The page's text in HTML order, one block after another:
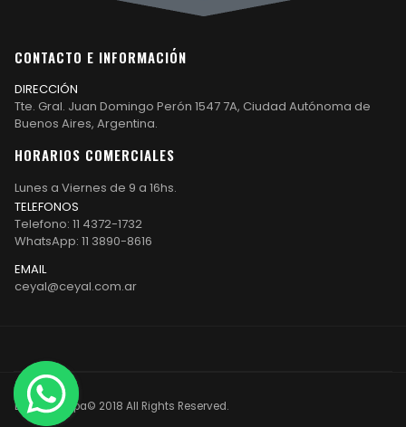
CONTACTO E INFORMACIÓN
DIRECCIÓN
Tte. Gral. Juan Domingo Perón 1547 7A, Ciudad Autónoma de
Buenos Aires, Argentina.
HORARIOS COMERCIALES
Lunes a Viernes de 9 a 16hs.
TELEFONOS
Telefono: 11 4372-1732
WhatsApp: 11 3890-8616
EMAIL
ceyal@ceyal.com.ar
Etiqueta Ropa© 2018 All Rights Reserved.